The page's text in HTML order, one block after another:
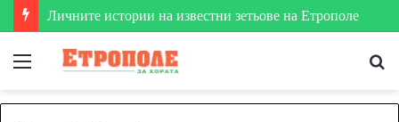
Личните истории на известни зетьове на Етрополе
Меню